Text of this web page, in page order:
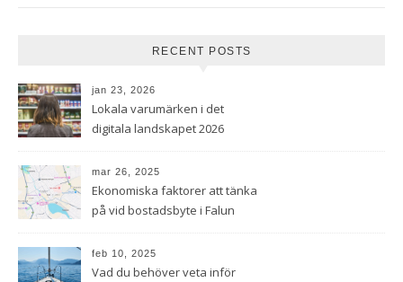
RECENT POSTS
jan 23, 2026
Lokala varumärken i det
digitala landskapet 2026
mar 26, 2025
Ekonomiska faktorer att tänka
på vid bostadsbyte i Falun
feb 10, 2025
Vad du behöver veta inför